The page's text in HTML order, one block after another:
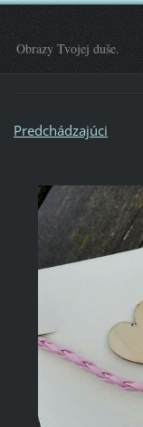
Obrazy Tvojej duše.
Predchádzajúci